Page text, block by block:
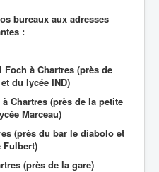
bureaux aux adresses
:
à Chartres (près de
du lycée IND)
Chartres (près de la petite
Marceau)
(près du bar le diabolo et
Fulbert)
(près de la gare)